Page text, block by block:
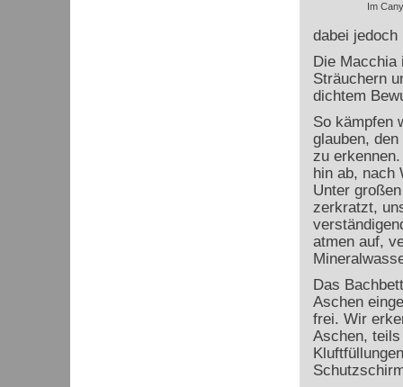
Im
dabei
Die Macchia
Sträuchern
dichtem
So kämpfen
glauben,
zu
hin ab, nach
Unter
zerkratzt,
atmen auf,
Das
Aschen
frei. Wir
Aschen,